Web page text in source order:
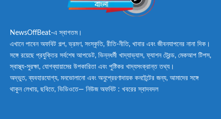
NewsOffBeat-এ স্বাগতম।
এখানে পাবেন অফবিট গল্প, ভ্রমণ, সংস্কৃতি, রীতি-নীতি, খাবার এবং জীবনযাপনের নানা দিক।
সঙ্গে রয়েছে প্রযুক্তির সর্বশেষ আপডেট, ভিন্নধর্মী খাদ্যাভ্যাস, ফ্যাশন ট্রেন্ড, মেকআপ টিপস,
স্বাস্থ্য-সুরক্ষা, যোগব্যায়ামের উপকারিতা এবং পুষ্টিকর খাদ্যসংক্রান্ত তথ্য।
অদ্ভুত, ব্যবহারযোগ্য, মনভোলানো এবং অনুপ্রেরণাদায়ক কনটেন্টের জন্য, আমাদের সঙ্গে
থাকুন লেখায়, ছবিতে, ভিডিওতে— নিউজ অফবিট : খবরের স্বাদবদল